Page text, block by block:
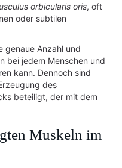
orbicularis oris, oft
oder subtilen
genaue Anzahl und
bei jedem Menschen und
kann. Dennoch sind
des
beteiligt, der mit dem
Muskeln im